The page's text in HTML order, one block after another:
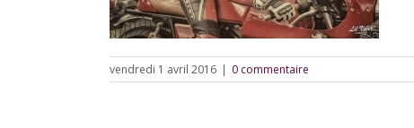
vendredi 1 avril 2016 | 0 commentaire